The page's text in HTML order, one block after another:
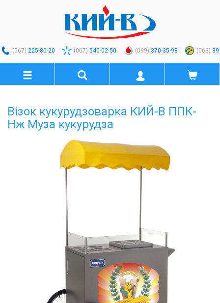
(067) 225-80-20 (067) 540-02-50 (099) 370-35-98 (063)
Візок кукурудзоварка КИЙ-В ППК-
Нж Муза кукурудза